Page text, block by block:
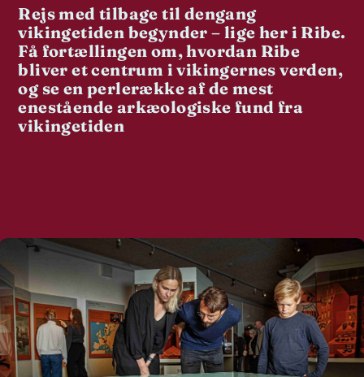
Rejs med tilbage til dengang
vikingetiden begynder – lige her i Ribe.
Få fortællingen om, hvordan Ribe
bliver et centrum i vikingernes verden,
og se en perlerække af de mest
enestående arkæologiske fund fra
vikingetiden